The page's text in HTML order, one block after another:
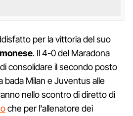
per la vittoria del suo
. Il 4-0 del Maradona
consolidare il secondo posto
bada Milan e Juventus alle
nello scontro di diretto di
che per l'allenatore dei